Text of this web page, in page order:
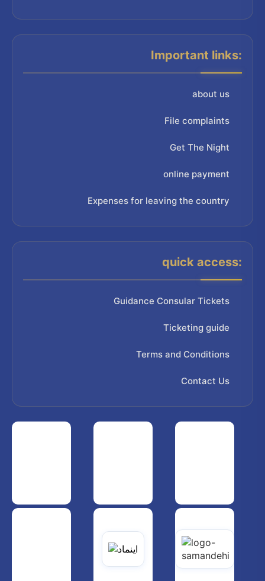
Important links:
about us
File complaints
Get The Night
online payment
Expenses for leaving the country
quick access:
Guidance Consular Tickets
Ticketing guide
Terms and Conditions
Contact Us